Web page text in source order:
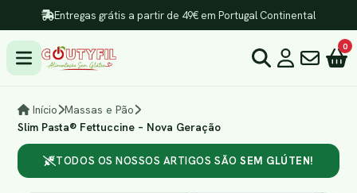
Entregas grátis a partir de 49€ em Portugal Continental
0
Início Massas e Pão
Slim Pasta® Fettuccine – Nova Geração
TODOS OS NOSSOS ARTIGOS SÃO SEM GLÚTEN!